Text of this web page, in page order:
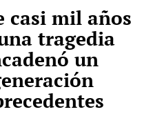
casi mil años
tragedia
un